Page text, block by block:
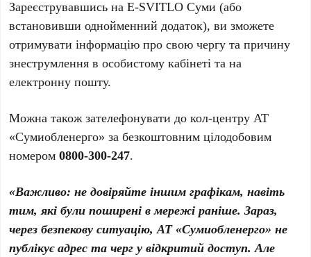
Зареєструвавшись на Е-SVITLO Суми (або
встановивши однойменний додаток), ви зможете
отримувати інформацію про свою чергу та причину
знеструмлення в особистому кабінеті та на
електронну пошту.
Можна також зателефонувати до кол-центру АТ
«Сумиобленерго» за безкоштовним цілодобовим
номером0800-300-247.
«Важливо: не довіряйте іншим графікам, навіть
тим, які були поширені в мережі раніше. Зараз,
через безпекову ситуацію, АТ «Сумиобленерго» не
публікує адрес та черг у відкритий доступ. Але